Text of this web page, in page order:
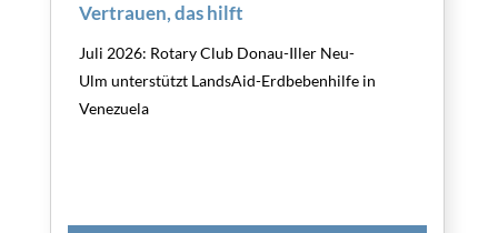
Vertrauen, das hilft
Juli 2026: Rotary Club Donau-Iller Neu-
Ulm unterstützt LandsAid-Erdbebenhilfe in
Venezuela